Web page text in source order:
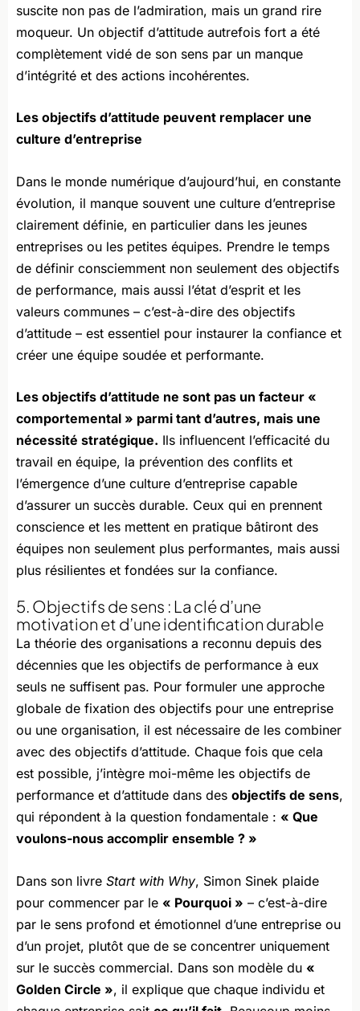
suscite non pas de l’admiration, mais un grand rire
moqueur. Un objectif d’attitude autrefois fort a été
complètement vidé de son sens par un manque
d’intégrité et des actions incohérentes.
Les objectifs d’attitude peuvent remplacer une
culture d’entreprise
Dans le monde numérique d’aujourd’hui, en constante
évolution, il manque souvent une culture d’entreprise
clairement définie, en particulier dans les jeunes
entreprises ou les petites équipes. Prendre le temps
de définir consciemment non seulement des objectifs
de performance, mais aussi l’état d’esprit et les
valeurs communes – c’est-à-dire des objectifs
d’attitude – est essentiel pour instaurer la confiance et
créer une équipe soudée et performante.
Les objectifs d’attitude ne sont pas un facteur «
comportemental » parmi tant d’autres, mais une
nécessité stratégique. Ils influencent l’efficacité du
travail en équipe, la prévention des conflits et
l’émergence d’une culture d’entreprise capable
d’assurer un succès durable. Ceux qui en prennent
conscience et les mettent en pratique bâtiront des
équipes non seulement plus performantes, mais aussi
plus résilientes et fondées sur la confiance.
5. Objectifs de sens : La clé d’une
motivation et d’une identification durable
La théorie des organisations a reconnu depuis des
décennies que les objectifs de performance à eux
seuls ne suffisent pas. Pour formuler une approche
globale de fixation des objectifs pour une entreprise
ou une organisation, il est nécessaire de les combiner
avec des objectifs d’attitude. Chaque fois que cela
est possible, j’intègre moi-même les objectifs de
performance et d’attitude dans des objectifs de sens,
qui répondent à la question fondamentale : « Que
voulons-nous accomplir ensemble ? »
Dans son livre Start with Why, Simon Sinek plaide
pour commencer par le « Pourquoi » – c’est-à-dire
par le sens profond et émotionnel d’une entreprise ou
d’un projet, plutôt que de se concentrer uniquement
sur le succès commercial. Dans son modèle du «
Golden Circle », il explique que chaque individu et